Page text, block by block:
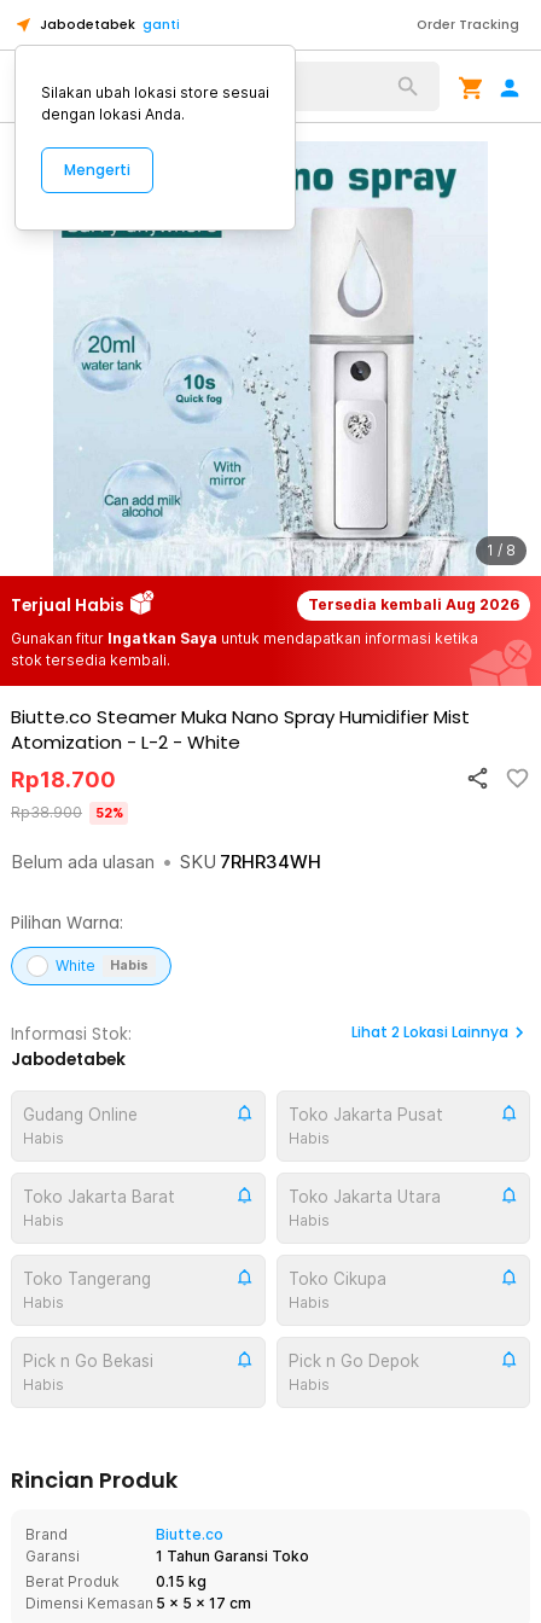
Jabodetabek ganti Order Tracking
Alat Kopi
1 / 8
Terjual Habis Tersedia kembali Aug 2026
Gunakan fitur Ingatkan Saya untuk mendapatkan informasi ketika
stok tersedia kembali.
Biutte.co Steamer Muka Nano Spray Humidifier Mist
Atomization - L-2 - White
Belum ada ulasan • SKU 7RHR34WH
Rp18.700
Rp38.900 52%
Pilihan Warna:
White Habis
Informasi Stok:
Jabodetabek
Lihat 2Lokasi Lainnya
Gudang Online
Habis
Toko Jakarta Pusat
Habis
Toko Jakarta Barat
Habis
Toko Jakarta Utara
Habis
Toko Tangerang
Habis
Toko Cikupa
Habis
Pick n Go Bekasi
Habis
Pick n Go Depok
Habis
Rincian Produk
Brand
Biutte.co
Garansi
1 Tahun Garansi Toko
Berat Produk
0.15 kg
Dimensi Kemasan 5 x 5 x 17 cm
Silakan ubah lokasi store sesuai
dengan lokasi Anda.
Mengerti